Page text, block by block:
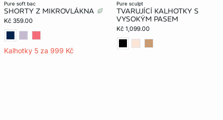
pure soft bac
SHORTY Z MIKROVLÁKNA
Kč 359.00
Kalhotky 5 za 999 Kč
pure sculpt
TVARUJÍCÍ KALHOTKY S
VYSOKÝM PASEM
Kč 1,099.00